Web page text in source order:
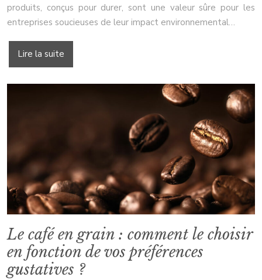
produits, conçus pour durer, sont une valeur sûre pour les
entreprises soucieuses de leur impact environnemental…
Lire la suite
Le café en grain : comment le choisir
en fonction de vos préférences
gustatives ?